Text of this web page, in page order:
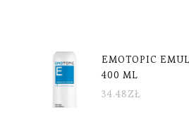
EMOTOPIC
400 ML
34.48ZŁ